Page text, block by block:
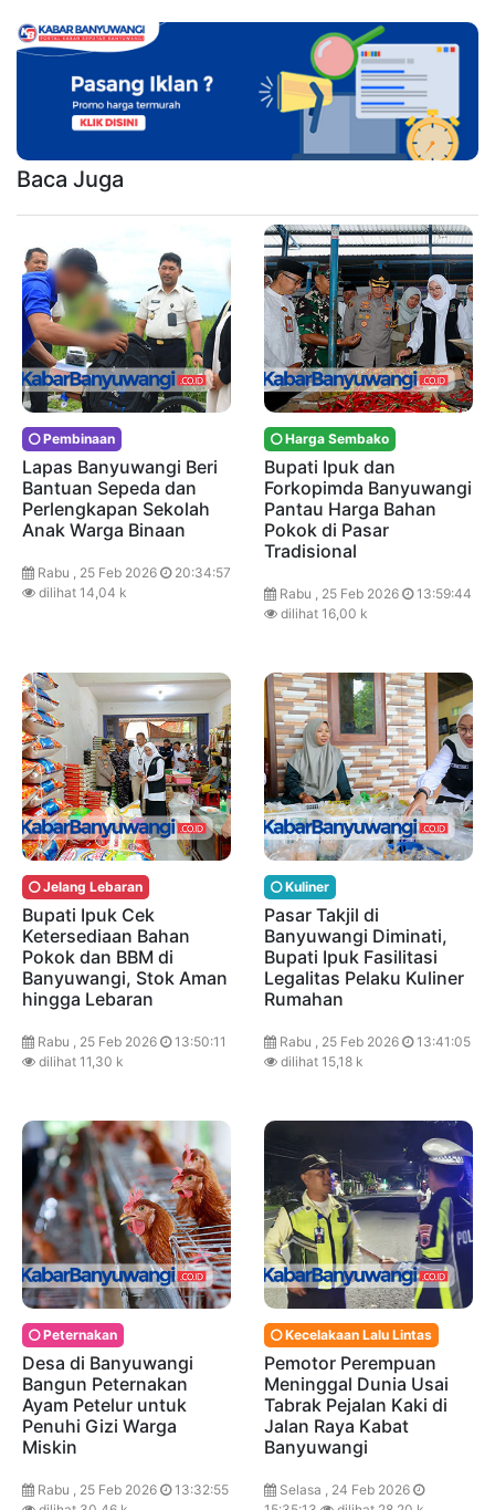
Baca Juga
Pembinaan
Lapas Banyuwangi Beri
Bantuan Sepeda dan
Perlengkapan Sekolah
Anak Warga Binaan
Rabu , 25 Feb 2026
20:34:57
dilihat 14,04 k
Harga Sembako
Bupati Ipuk dan
Forkopimda Banyuwangi
Pantau Harga Bahan
Pokok di Pasar
Tradisional
Rabu , 25 Feb 2026
13:59:44
dilihat 16,00 k
Jelang Lebaran
Bupati Ipuk Cek
Ketersediaan Bahan
Pokok dan BBM di
Banyuwangi, Stok Aman
hingga Lebaran
Rabu , 25 Feb 2026
13:50:11
dilihat 11,30 k
Kuliner
Pasar Takjil di
Banyuwangi Diminati,
Bupati Ipuk Fasilitasi
Legalitas Pelaku Kuliner
Rumahan
Rabu , 25 Feb 2026
13:41:05
dilihat 15,18 k
Peternakan
Desa di Banyuwangi
Bangun Peternakan
Ayam Petelur untuk
Penuhi Gizi Warga
Miskin
Rabu , 25 Feb 2026
13:32:55
Kecelakaan Lalu Lintas
Pemotor Perempuan
Meninggal Dunia Usai
Tabrak Pejalan Kaki di
Jalan Raya Kabat
Banyuwangi
Selasa , 24 Feb 2026